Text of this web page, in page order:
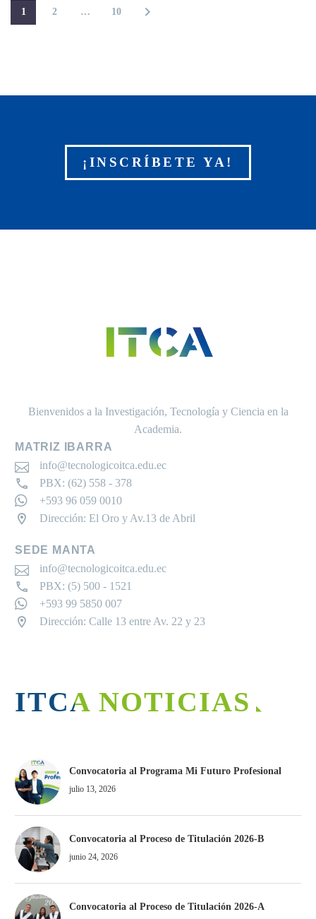
1 2 … 10
¡INSCRÍBETE YA!
Bienvenidos a la Investigación, Tecnología y Ciencia en la
Academia.
MATRIZ IBARRA
info@tecnologicoitca.edu.ec
PBX: (62) 558 - 378
+593 96 059 0010
Dirección: El Oro y Av.13 de Abril
SEDE MANTA
info@tecnologicoitca.edu.ec
PBX: (5) 500 - 1521
+593 99 5850 007
Dirección: Calle 13 entre Av. 22 y 23
ITCA NOTICIAS
Convocatoria al Programa Mi Futuro Profesional
julio 13, 2026
Convocatoria al Proceso de Titulación 2026-B
junio 24, 2026
Convocatoria al Proceso de Titulación 2026-A